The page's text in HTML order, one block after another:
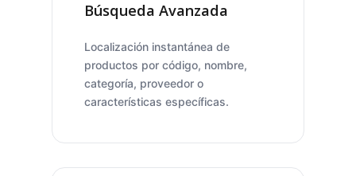
Búsqueda Avanzada
Localización instantánea de
productos por código, nombre,
categoría, proveedor o
características específicas.